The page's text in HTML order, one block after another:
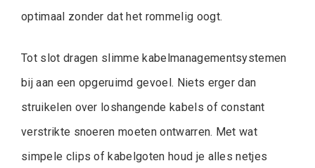
optimaal zonder dat het rommelig oogt.
Tot slot dragen slimme kabelmanagementsystemen
bij aan een opgeruimd gevoel. Niets erger dan
struikelen over loshangende kabels of constant
verstrikte snoeren moeten ontwarren. Met wat
simpele clips of kabelgoten houd je alles netjes